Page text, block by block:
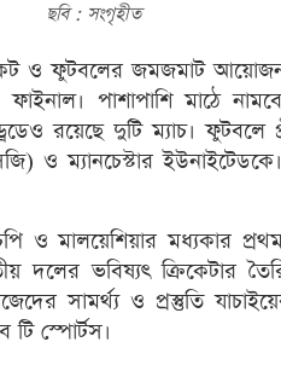
ছবি : সংগৃহীত
ও ফুটবলের জমজমাট
পাশাপাশি মাঠে
রয়েছে দুটি ম্যাচ। ফুটবলে
ও ম্যানচেস্টার
ও মালয়েশিয়ার মধ্যকার প্রথম
ভবিষ্যৎ ক্রিকেটার
সামর্থ্য ও প্রস্তুতি
টি স্পোর্টস।